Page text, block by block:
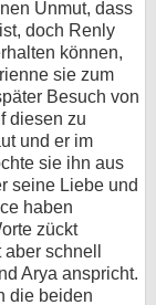
Unmut, dass
doch Renly
können,
sie zum
Besuch von
diesen zu
und er im
sie ihn aus
seine Liebe und
haben
zückt
schnell
Arya anspricht.
die beiden